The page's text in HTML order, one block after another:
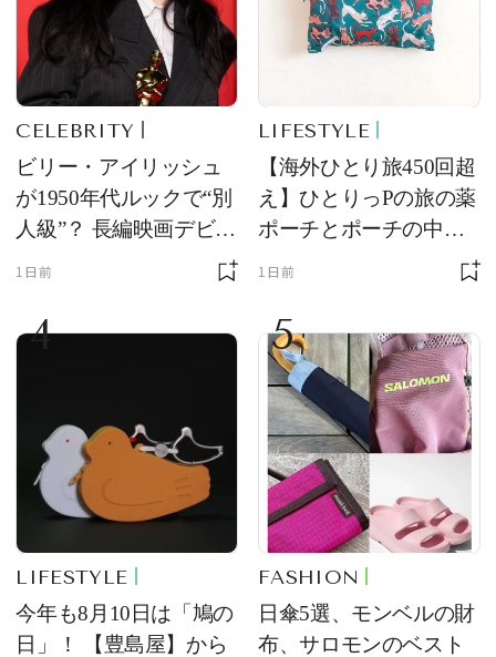
CELEBRITY
ビリー・アイリッシュ
が1950年代ルックで“別
人級”？ 長編映画デビュ
ー作の現場写真に反響
1日前
LIFESTYLE
【海外ひとり旅450回超
え】ひとりっPの旅の薬
ポーチとポーチの中身
を初公開！ 本当に使え
ム
1日前
4
LIFESTYLE
今年も8月10日は「鳩の
日」！ 【豊島屋】から
5
FASHION
日傘5選、モンベルの財
布、サロモンのベスト